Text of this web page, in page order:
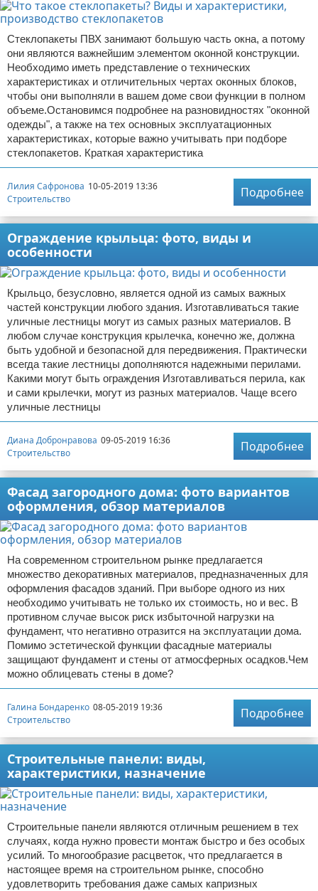
Стеклопакеты ПВХ занимают большую часть окна, а потому
они являются важнейшим элементом оконной конструкции.
Необходимо иметь представление о технических
характеристиках и отличительных чертах оконных блоков,
чтобы они выполняли в вашем доме свои функции в полном
объеме.Остановимся подробнее на разновидностях "оконной
одежды", а также на тех основных эксплуатационных
характеристиках, которые важно учитывать при подборе
стеклопакетов. Краткая характеристика
Лилия Сафронова 10-05-2019 13:36
Строительство
Подробнее
Ограждение крыльца: фото, виды и
особенности
Крыльцо, безусловно, является одной из самых важных
частей конструкции любого здания. Изготавливаться такие
уличные лестницы могут из самых разных материалов. В
любом случае конструкция крылечка, конечно же, должна
быть удобной и безопасной для передвижения. Практически
всегда такие лестницы дополняются надежными перилами.
Какими могут быть ограждения Изготавливаться перила, как
и сами крылечки, могут из разных материалов. Чаще всего
уличные лестницы
Диана Добронравова 09-05-2019 16:36
Строительство
Подробнее
Фасад загородного дома: фото вариантов
оформления, обзор материалов
На современном строительном рынке предлагается
множество декоративных материалов, предназначенных для
оформления фасадов зданий. При выборе одного из них
необходимо учитывать не только их стоимость, но и вес. В
противном случае высок риск избыточной нагрузки на
фундамент, что негативно отразится на эксплуатации дома.
Помимо эстетической функции фасадные материалы
защищают фундамент и стены от атмосферных осадков.Чем
можно облицевать стены в доме?
Галина Бондаренко 08-05-2019 19:36
Строительство
Подробнее
Строительные панели: виды,
характеристики, назначение
Строительные панели являются отличным решением в тех
случаях, когда нужно провести монтаж быстро и без особых
усилий. То многообразие расцветок, что предлагается в
настоящее время на строительном рынке, способно
удовлетворить требования даже самых капризных